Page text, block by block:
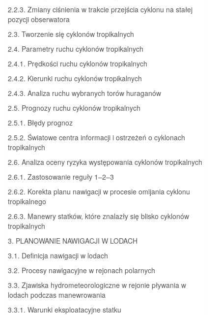
2.2.3. Zmiany ciśnienia w trakcie przejścia cyklonu na stałej
pozycji obserwatora
2.3. Tworzenie się cyklonów tropikalnych
2.4. Parametry ruchu cyklonów tropikalnych
2.4.1. Prędkości ruchu cyklonów tropikalnych
2.4.2. Kierunki ruchu cyklonów tropikalnych
2.4.3. Analiza ruchu wybranych torów huraganów
2.5. Prognozy ruchu cyklonów tropikalnych
2.5.1. Błędy prognoz
2.5.2. Światowe centra informacji i ostrzeżeń o cyklonach
tropikalnych
2.6. Analiza oceny ryzyka występowania cyklonów tropikalnych
2.6.1. Zastosowanie reguły 1–2–3
2.6.2. Korekta planu nawigacji w procesie omijania cyklonu
tropikalnego
2.6.3. Manewry statków, które znalazły się blisko cyklonów
tropikalnych
3. PLANOWANIE NAWIGACJI W LODACH
3.1. Definicja nawigacji w lodach
3.2. Procesy nawigacyjne w rejonach polarnych
3.3. Zjawiska hydrometeorologiczne w rejonie pływania w
lodach podczas manewrowania
3.3.1. Warunki eksploatacyjne statku